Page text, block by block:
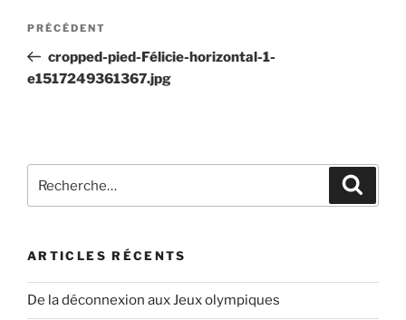
Navigation
l’article
Article
précédent
PRÉCÉDENT
cropped-pied-Félicie-horizontal-1-
e1517249361367.jpg
pour
ARTICLES RÉCENTS
De la déconnexion aux Jeux olympiques